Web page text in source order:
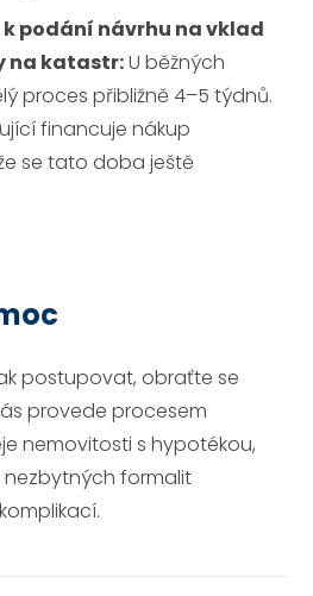
podání návrhu na vklad
na katastr:U běžných
proces přibližně 4–5 týdnů.
financuje nákup
se tato doba ještě
postupovat, obraťte se
provede procesem
nemovitosti s hypotékou,
nezbytných formalit